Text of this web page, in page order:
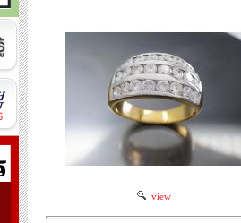
view